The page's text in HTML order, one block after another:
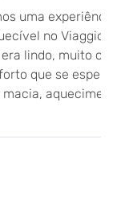
com todo
na serra.
decoração
risotos e